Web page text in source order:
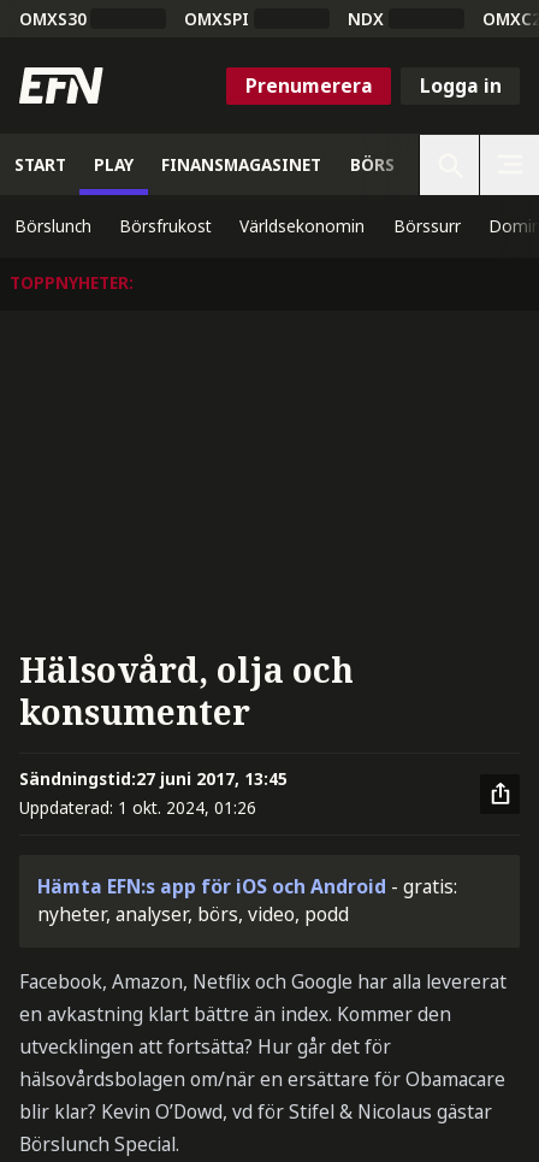
OMXS30 OMXSPI NDX
Prenumerera Logga in
START PLAY FINANSMAGASINET BÖRS
Börslunch Börsfrukost Världsekonomin Börssurr
TOPPNYHETER:
Hälsovård, olja och
konsumenter
Sändningstid:27 juni 2017, 13:45
Uppdaterad: 1 okt. 2024, 01:26
Hämta EFN:s app för iOS och Android - gratis:
nyheter, analyser, börs, video, podd
Facebook, Amazon, Netflix och Google har alla levererat
en avkastning klart bättre än index. Kommer den
utvecklingen att fortsätta? Hur går det för
hälsovårdsbolagen om/när en ersättare för Obamacare
blir klar? Kevin O’Dowd, vd för Stifel & Nicolaus gästar
Börslunch Special.